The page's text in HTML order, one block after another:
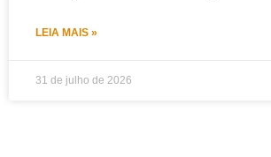
LEIA MAIS »
31 de julho de 2026